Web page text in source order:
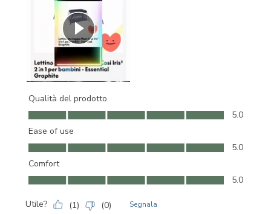
Qualità del prodotto
Qualità del prodotto, 5.0 su 5
5.0
Ease of use
Ease of use, 5.0 su 5
5.0
Comfort
Comfort, 5.0 su 5
5.0
Utile? (1) (0) Segnala